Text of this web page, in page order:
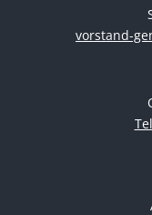
vorstand-